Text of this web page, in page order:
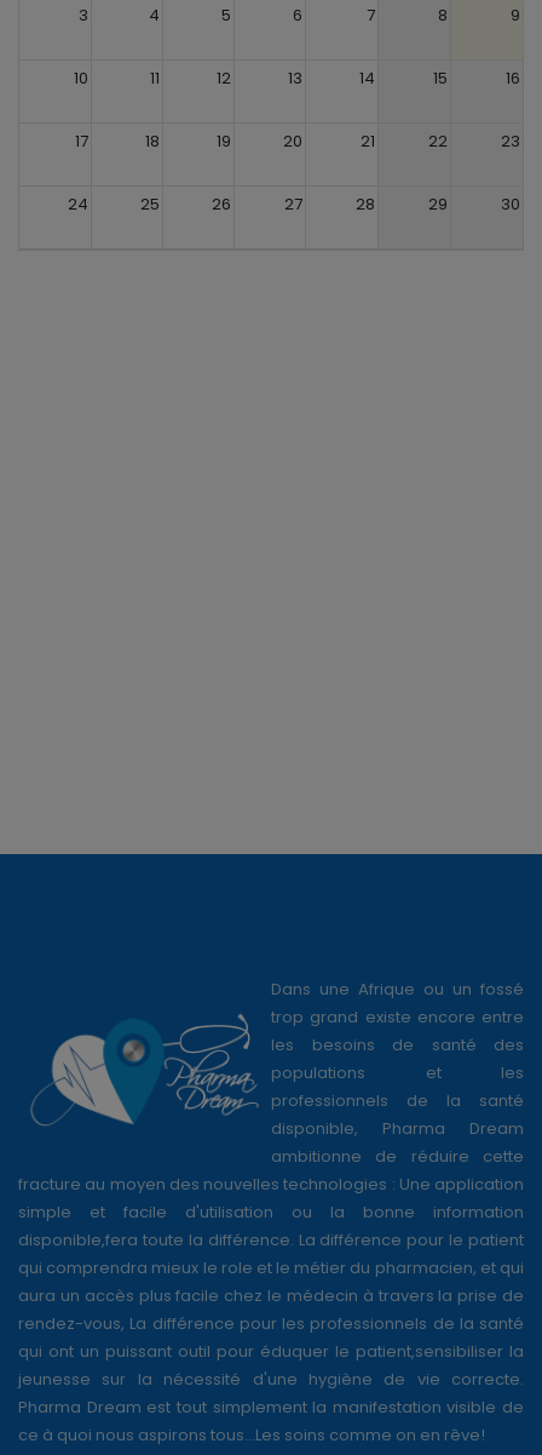
3 4 5 6 7 8 9
10 11 12 13 14 15 16
17 18 19 20 21 22 23
24 25 26 27 28 29 30
Dans une Afrique ou un fossé
trop grand existe encore entre
les besoins de santé des
populations et les
professionnels de la santé
disponible, Pharma Dream
ambitionne de réduire cette
fracture au moyen des nouvelles technologies : Une application
simple et facile d'utilisation ou la bonne information
disponible,fera toute la différence. La différence pour le patient
qui comprendra mieux le role et le métier du pharmacien, et qui
aura un accès plus facile chez le médecin à travers la prise de
rendez-vous, La différence pour les professionnels de la santé
qui ont un puissant outil pour éduquer le patient,sensibiliser la
jeunesse sur la nécessité d'une hygiène de vie correcte.
Pharma Dream est tout simplement la manifestation visible de
ce à quoi nous aspirons tous...Les soins comme on en rêve!